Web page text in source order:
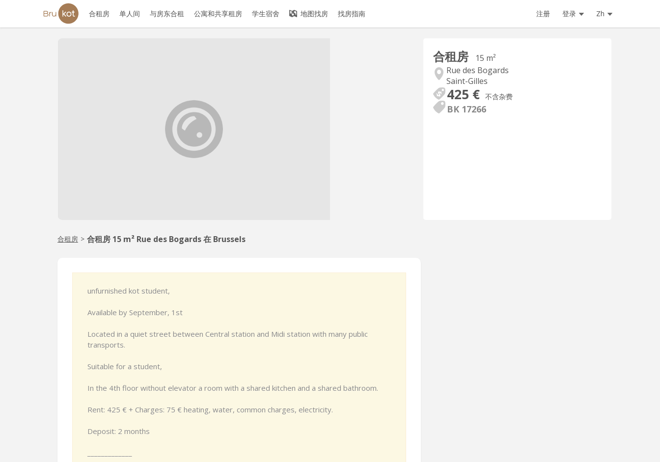
合租房 单人间 与房东合租 公寓和共享租房 学生宿舍 地图找房 找房指南 注册 登录 Zh
合租房
15 m²
Rue des Bogards
Saint-Gilles
425 € 不含杂费
BK 17266
合租房 > 合租房 15 m² Rue des Bogards 在 Brussels
unfurnished kot student,
Available by September, 1st
Located in a quiet street between Central station and Midi station with many public
transports.
Suitable for a student,
In the 4th floor without elevator a room with a shared kitchen and a shared bathroom.
Rent: 425 € + Charges: 75 € heating, water, common charges, electricity.
Deposit: 2 months